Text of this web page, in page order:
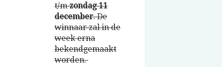
t/mzondag 11
december. De
winnaar zal in de
week erna
bekendgemaakt
worden.